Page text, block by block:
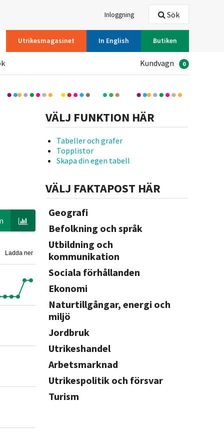
Inloggning
Utrikesmagasinet In English Butiken
Sök
Kundvagn 0
Ladda ner
VÄLJ FUNKTION HÄR
Tabeller och grafer
Topplistor
Skapa din egen tabell
VÄLJ FAKTAPOST HÄR
Geografi
Befolkning och språk
Utbildning och
kommunikation
Sociala förhållanden
Ekonomi
Naturtillgångar, energi och
miljö
Jordbruk
Utrikeshandel
Arbetsmarknad
Utrikespolitik och försvar
Turism